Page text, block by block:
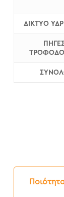
ΔΙΚΤΥΟ
Έλεγχος
Χλωρίωσης